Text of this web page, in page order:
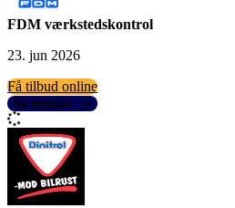
FDM værkstedskontrol
23. jun 2026
Få tilbud online
Se detaljer